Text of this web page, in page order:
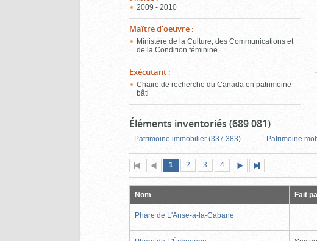
2009 - 2010
Maître d'oeuvre :
Ministère de la Culture, des Communications et
de la Condition féminine
Exécutant :
Chaire de recherche du Canada en patrimoine
bâti
Éléments inventoriés (689 081)
Patrimoine immobilier (337 383) Patrimoine
Première
page
Page
précédente
Page
1 (page
actuelle)
Page
2 Page
3 Page
4
suivante
page
Nom Fait
Phare de L'Anse-à-la-Cabane